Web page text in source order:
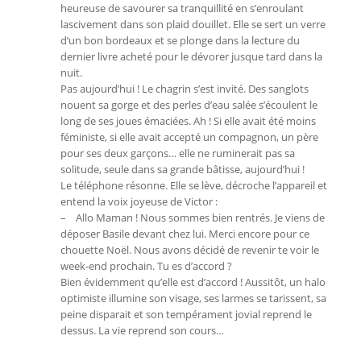
heureuse de savourer sa tranquillité en s’enroulant
lascivement dans son plaid douillet. Elle se sert un verre
d’un bon bordeaux et se plonge dans la lecture du
dernier livre acheté pour le dévorer jusque tard dans la
nuit.
Pas aujourd’hui ! Le chagrin s’est invité. Des sanglots
nouent sa gorge et des perles d’eau salée s’écoulent le
long de ses joues émaciées. Ah ! Si elle avait été moins
féministe, si elle avait accepté un compagnon, un père
pour ses deux garçons… elle ne ruminerait pas sa
solitude, seule dans sa grande bâtisse, aujourd’hui !
Le téléphone résonne. Elle se lève, décroche l’appareil et
entend la voix joyeuse de Victor :
– Allo Maman ! Nous sommes bien rentrés. Je viens de
déposer Basile devant chez lui. Merci encore pour ce
chouette Noël. Nous avons décidé de revenir te voir le
week-end prochain. Tu es d’accord ?
Bien évidemment qu’elle est d’accord ! Aussitôt, un halo
optimiste illumine son visage, ses larmes se tarissent, sa
peine disparait et son tempérament jovial reprend le
dessus. La vie reprend son cours…